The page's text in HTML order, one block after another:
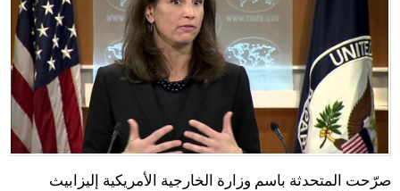
صرّحت المتحدثة باسم وزارة الخارجية الأمريكية إليزابيث